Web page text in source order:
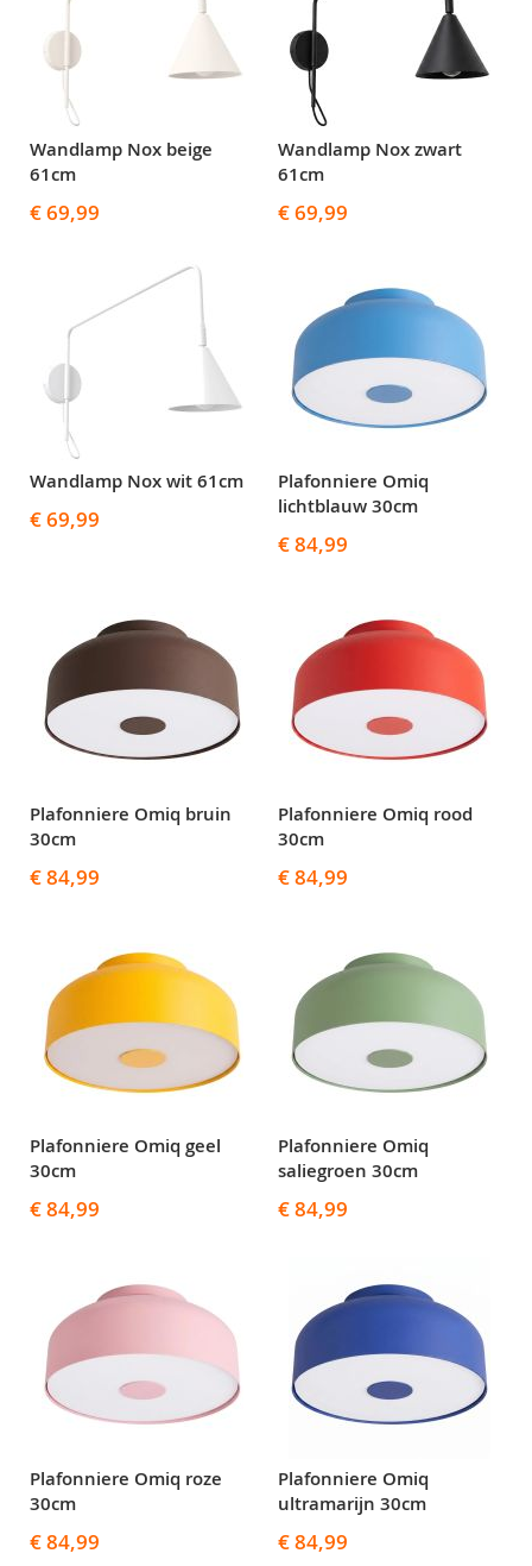
Wandlamp Nox beige
61cm
€ 69,99
Wandlamp Nox zwart
61cm
€ 69,99
Wandlamp Nox wit 61cm
€ 69,99
Plafonniere Omiq
lichtblauw 30cm
€ 84,99
Plafonniere Omiq bruin
30cm
€ 84,99
Plafonniere Omiq rood
30cm
€ 84,99
Plafonniere Omiq geel
30cm
€ 84,99
Plafonniere Omiq
saliegroen 30cm
€ 84,99
Plafonniere Omiq roze
30cm
€ 84,99
Plafonniere Omiq
ultramarijn 30cm
€ 84,99